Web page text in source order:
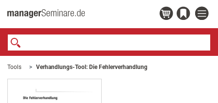
Tools Verhandlungs-Tool: Die Fehlerverhandlung